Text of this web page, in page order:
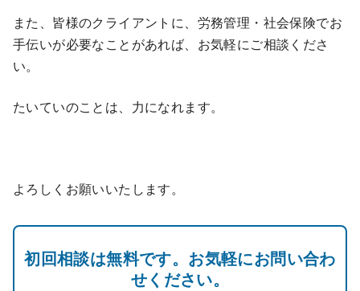
また、皆様のクライアントに、労務管理・社会保険でお
手伝いが必要なことがあれば、お気軽にご相談くださ
い。
たいていのことは、力になれます。
よろしくお願いいたします。
初回相談は無料です。お気軽にお問い合わ
せください。